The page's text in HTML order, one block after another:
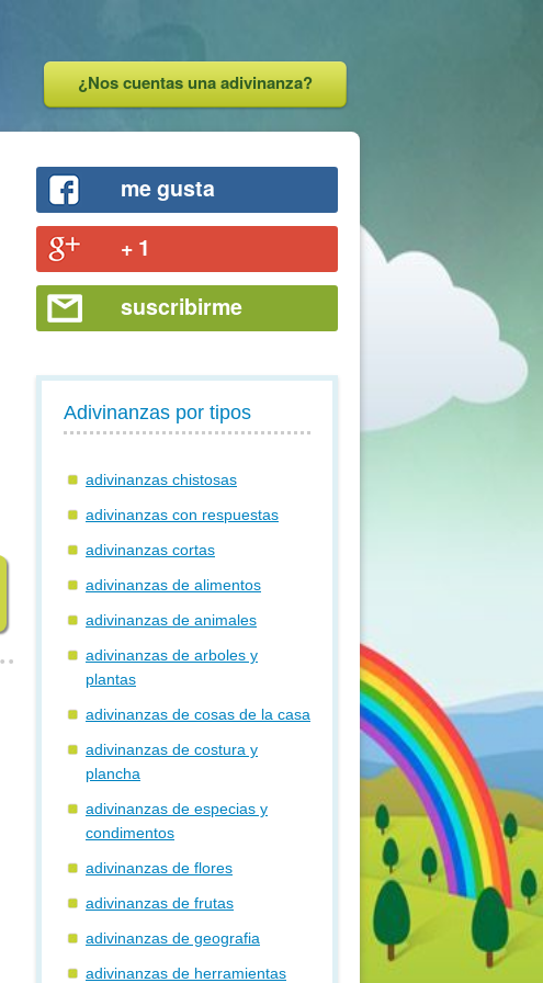
¿Nos cuentas una adivinanza?
me gusta
+ 1
suscribirme
Adivinanzas por tipos
adivinanzas chistosas
adivinanzas con respuestas
adivinanzas cortas
adivinanzas de alimentos
adivinanzas de animales
adivinanzas de arboles y
plantas
adivinanzas de cosas de la casa
adivinanzas de costura y
plancha
adivinanzas de especias y
condimentos
adivinanzas de flores
adivinanzas de frutas
adivinanzas de geografia
adivinanzas de herramientas